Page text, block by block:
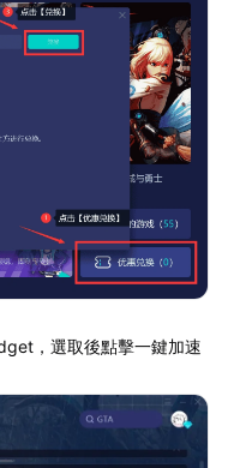
，選取後點擊一鍵加速